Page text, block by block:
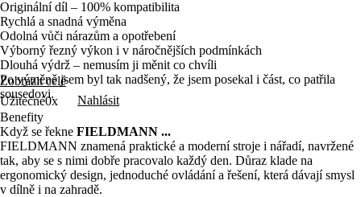
Originální díl – 100% kompatibilita
Rychlá a snadná výměna
Odolná vůči nárazům a opotřebení
Výborný řezný výkon i v náročnějších podmínkách
Dlouhá výdrž – nemusím ji měnit co chvíli
Po výměně jsem byl tak nadšený, že jsem posekal i část, co patřila
sousedovi.
Zobrazit celé
Užitečné0x
Nahlásit
Benefity
Když se řekne FIELDMANN ...
FIELDMANN znamená praktické a moderní stroje i nářadí, navržené
tak, aby se s nimi dobře pracovalo každý den. Důraz klade na
ergonomický design, jednoduché ovládání a řešení, která dávají smysl
v dílně i na zahradě.